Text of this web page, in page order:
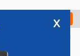
Check in
x